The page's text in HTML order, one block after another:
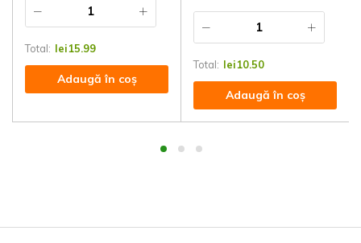
Total: lei15.99
Adaugă în coș
Total: lei10.50
Adaugă în coș